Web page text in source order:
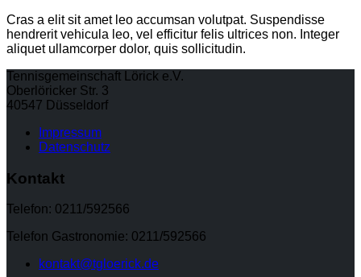
Cras a elit sit amet leo accumsan volutpat. Suspendisse
hendrerit vehicula leo, vel efficitur felis ultrices non. Integer
aliquet ullamcorper dolor, quis sollicitudin.
Tennisgemeinschaft Lörick e.V.
Oberlöricker Str. 3
40547 Düsseldorf
Impressum
Datenschutz
Kontakt
Telefon: 0211/592566
Telefon Gastronomie: 0211/592566
kontakt@tgloerick.de